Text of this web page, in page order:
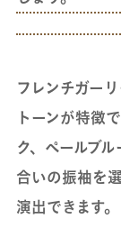
フレンチガー
トーンが特徴
ク、ペールブ
合いの振袖を
演出できます